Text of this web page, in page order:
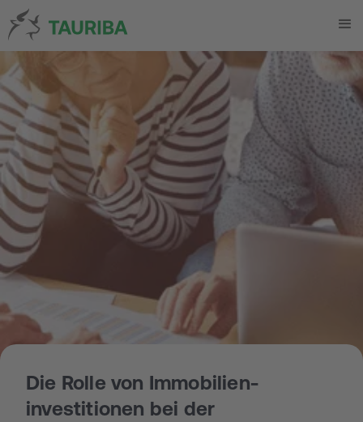
Die Rolle von Immobilien­
investitionen bei der